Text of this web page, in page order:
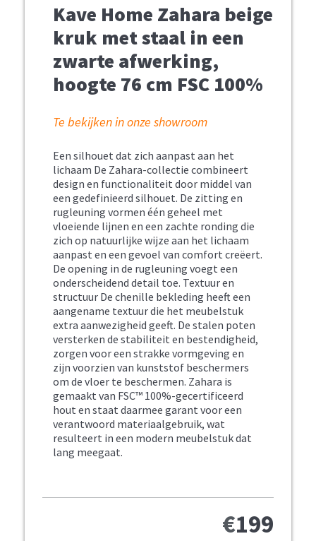
Kave Home Zahara beige
kruk met staal in een
zwarte afwerking,
hoogte 76 cm FSC 100%
Te bekijken in onze showroom
Een silhouet dat zich aanpast aan het
lichaam De Zahara-collectie combineert
design en functionaliteit door middel van
een gedefinieerd silhouet. De zitting en
rugleuning vormen één geheel met
vloeiende lijnen en een zachte ronding die
zich op natuurlijke wijze aan het lichaam
aanpast en een gevoel van comfort creëert.
De opening in de rugleuning voegt een
onderscheidend detail toe. Textuur en
structuur De chenille bekleding heeft een
aangename textuur die het meubelstuk
extra aanwezigheid geeft. De stalen poten
versterken de stabiliteit en bestendigheid,
zorgen voor een strakke vormgeving en
zijn voorzien van kunststof beschermers
om de vloer te beschermen. Zahara is
gemaakt van FSC™ 100%-gecertificeerd
hout en staat daarmee garant voor een
verantwoord materiaalgebruik, wat
resulteert in een modern meubelstuk dat
lang meegaat.
€199